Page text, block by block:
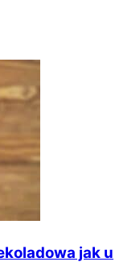
jak u